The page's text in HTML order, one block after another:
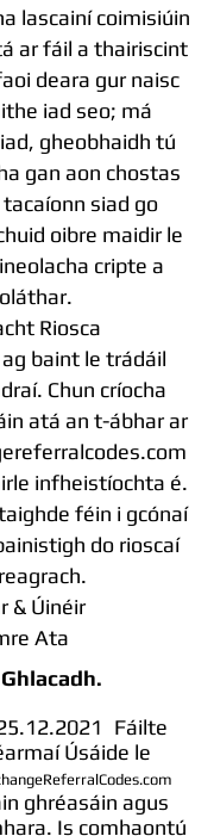
lascainí coimisiúin
ar fáil a thairiscint
deara gur naisc
iad seo; má
gheobhaidh tú
gan aon chostas
siad go
oibre maidir le
cripte a
Riosca
baint le trádáil
Chun críocha
atá an t-ábhar ar
infheistíochta é.
féin i gcónaí
do rioscaí
& Úinéir
Ata
Fáilte
Úsáide le
ghréasáin agus
Is comhaontú